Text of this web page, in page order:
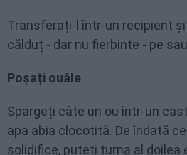
Transferați-l într-un recipient
călduț - dar nu fierbinte - pe
Poșați ouăle
Spargeți câte un ou într-un
apa abia clocotită. De îndată
solidifice, puteți turna al doilea